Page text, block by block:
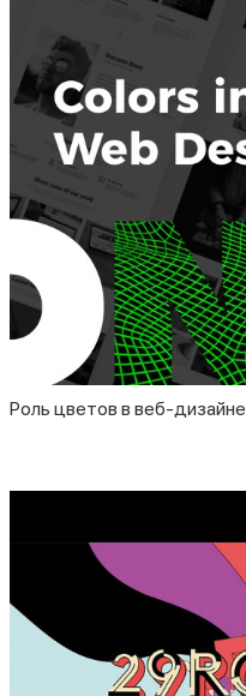
Роль цветов в веб-дизайне